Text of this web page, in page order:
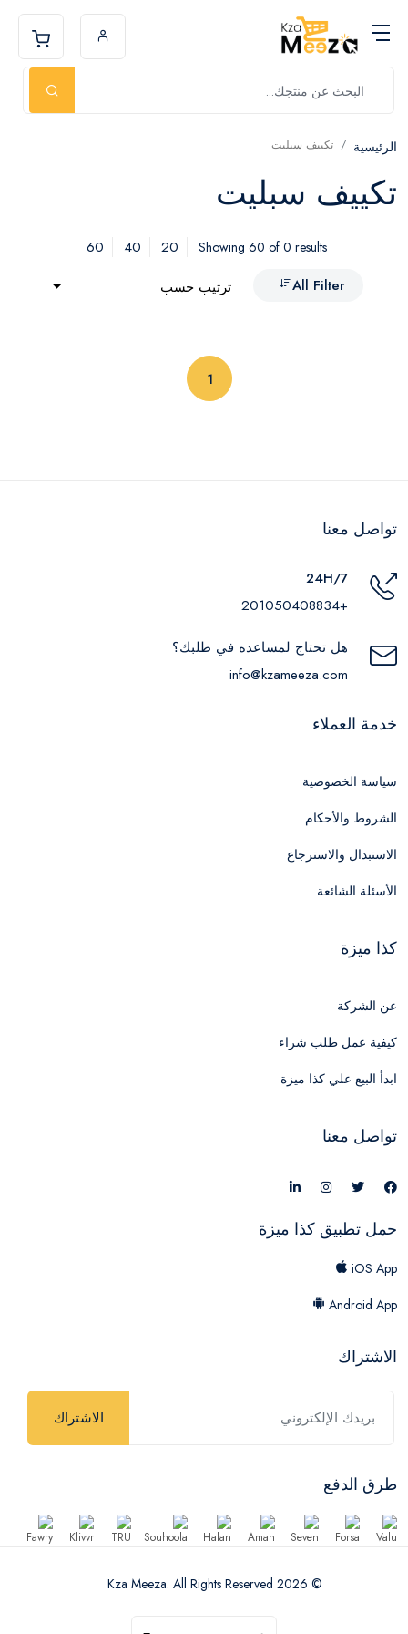
الرئيسية تكييف سبليت
تكييف سبليت
Showing 60 of 0 results
20
40
60
All Filter
ترتيب حسب
1
تواصل معنا
24H/7
+201050408834
هل تحتاج لمساعده في طلبك؟
info@kzameeza.com
خدمة العملاء
سياسة الخصوصية
الشروط والأحكام
الاستبدال والاسترجاع
الأسئلة الشائعة
كذا ميزة
عن الشركة
كيفية عمل طلب شراء
ابدأ البيع علي كذا ميزة
تواصل معنا
حمل تطبيق كذا ميزة
iOS App
Android App
الاشتراك
الاشتراك
طرق الدفع
© 2026 Kza Meeza. All Rights Reserved